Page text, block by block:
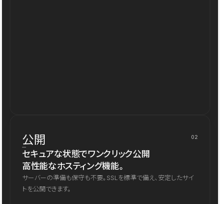
公開 02
セキュアな状態でワンクリック公開
高性能なホスティング機能。
サーバーの準備も保守も不要。SSLを標準で備え、安定したサイ
トを公開できます。